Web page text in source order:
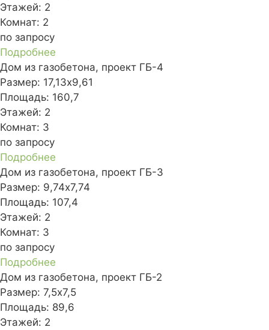
Этажей: 2
Комнат: 2
по запросу
Подробнее
Дом из газобетона, проект ГБ-4
Размер: 17,13x9,61
Площадь: 160,7
Этажей: 2
Комнат: 3
по запросу
Подробнее
Дом из газобетона, проект ГБ-3
Размер: 9,74x7,74
Площадь: 107,4
Этажей: 2
Комнат: 3
по запросу
Подробнее
Дом из газобетона, проект ГБ-2
Размер: 7,5х7,5
Площадь: 89,6
Этажей: 2